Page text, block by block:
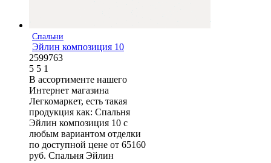
Спальни
Эйлин композиция 10
2599763
5 5 1
В ассортименте нашего
Интернет магазина
Легкомаркет, есть такая
продукция как: Спальня
Эйлин композиция 10 с
любым вариантом отделки
по доступной цене от 65160
руб. Спальня Эйлин